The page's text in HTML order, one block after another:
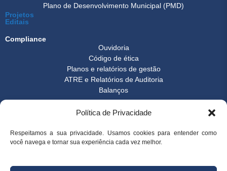
Política de Privacidade
Respeitamos a sua privacidade. Usamos cookies para entender como
você navega e tornar sua experiência cada vez melhor.
Plano de Desenvolvimento Municipal (PMD)
Projetos
Editais
Compliance
Ouvidoria
Código de ética
Planos e relatórios de gestão
ATRE e Relatórios de Auditoria
Balanços
Boletim FEST
Notícias Gerais